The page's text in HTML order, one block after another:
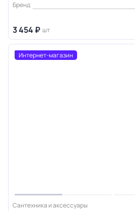
Бренд
3 454 ₽ шт
Интернет-магазин
Сантехника и аксессуары